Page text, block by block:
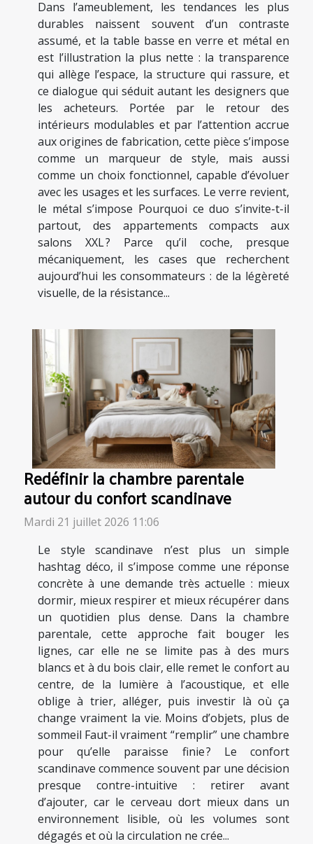
Dans l’ameublement, les tendances les plus
durables naissent souvent d’un contraste
assumé, et la table basse en verre et métal en
est l’illustration la plus nette : la transparence
qui allège l’espace, la structure qui rassure, et
ce dialogue qui séduit autant les designers que
les acheteurs. Portée par le retour des
intérieurs modulables et par l’attention accrue
aux origines de fabrication, cette pièce s’impose
comme un marqueur de style, mais aussi
comme un choix fonctionnel, capable d’évoluer
avec les usages et les surfaces. Le verre revient,
le métal s’impose Pourquoi ce duo s’invite-t-il
partout, des appartements compacts aux
salons XXL ? Parce qu’il coche, presque
mécaniquement, les cases que recherchent
aujourd’hui les consommateurs : de la légèreté
visuelle, de la résistance...
Redéfinir la chambre parentale
autour du confort scandinave
Mardi 21 juillet 2026 11:06
Le style scandinave n’est plus un simple
hashtag déco, il s’impose comme une réponse
concrète à une demande très actuelle : mieux
dormir, mieux respirer et mieux récupérer dans
un quotidien plus dense. Dans la chambre
parentale, cette approche fait bouger les
lignes, car elle ne se limite pas à des murs
blancs et à du bois clair, elle remet le confort au
centre, de la lumière à l’acoustique, et elle
oblige à trier, alléger, puis investir là où ça
change vraiment la vie. Moins d’objets, plus de
sommeil Faut-il vraiment “remplir” une chambre
pour qu’elle paraisse finie ? Le confort
scandinave commence souvent par une décision
presque contre-intuitive : retirer avant
d’ajouter, car le cerveau dort mieux dans un
environnement lisible, où les volumes sont
dégagés et où la circulation ne crée...